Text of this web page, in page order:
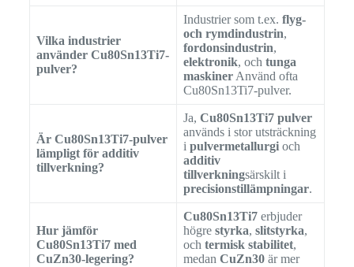
Vilka industrier
använder Cu80Sn13Ti7-
pulver?
Industrier som t.ex. flyg-
och rymdindustrin,
fordonsindustrin,
elektronik, och tunga
maskinerAnvänd ofta
Cu80Sn13Ti7-pulver.
Är Cu80Sn13Ti7-pulver
lämpligt för additiv
tillverkning?
Ja, Cu80Sn13Ti7 pulver
används i stor utsträckning
i pulvermetallurgioch
additiv
tillverkningsärskilt i
precisionstillämpningar.
Hur jämför
Cu80Sn13Ti7 med
CuZn30-legering?
Cu80Sn13Ti7erbjuder
högre styrka, slitstyrka,
och termisk stabilitet,
medan CuZn30är mer